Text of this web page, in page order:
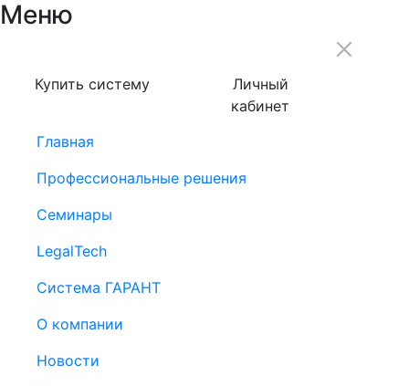
Меню
Купить систему
Личный
кабинет
Главная
Профессиональные решения
Семинары
LegalTech
Система ГАРАНТ
О компании
Новости